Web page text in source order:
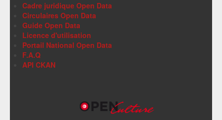
Cadre juridique Open Data
Circulaires Open Data
Guide Open Data
Licence d'utilisation
Portail National Open Data
F.A.Q
API CKAN